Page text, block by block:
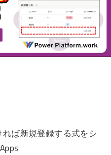
ば新規登録する式をシ